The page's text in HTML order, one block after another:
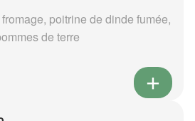
poitrine de dinde fumée,
de terre